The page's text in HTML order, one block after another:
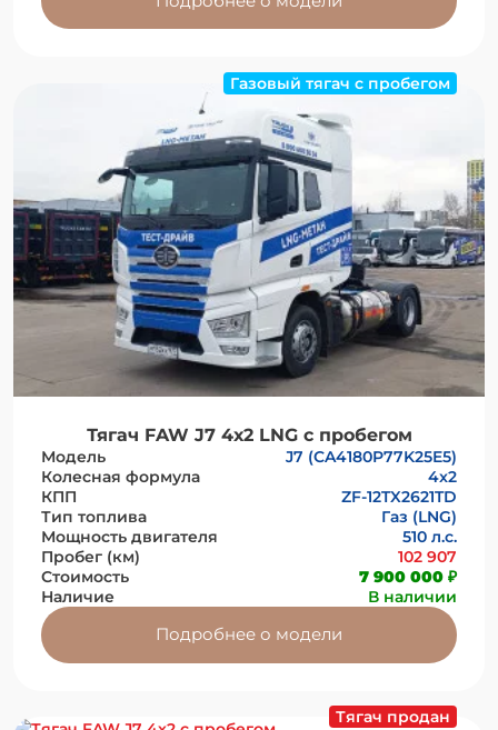
Газовый тягач с пробегом
Тягач FAW J7 4х2 LNG с пробегом
Модель
J7 (CA4180P77K25E5)
Колесная формула
4x2
КПП
ZF-12TX2621TD
Тип топлива
Газ (LNG)
Мощность двигателя
510 л.с.
Пробег (км)
102 907
Стоимость
7 900 000 ₽
Наличие
В наличии
Подробнее о модели
Тягач продан